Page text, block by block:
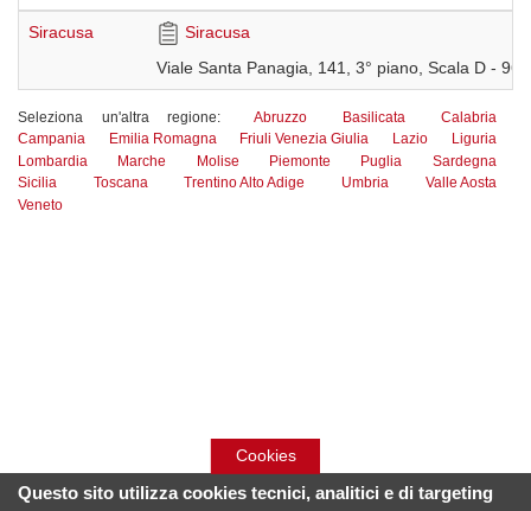
Siracusa
Siracusa
Viale Santa Panagia, 141, 3° piano, Scala D -
Seleziona un'altra regione: Abruzzo Basilicata
Calabria
Campania
Emilia Romagna Friuli Venezia Giulia Lazio
Liguria
Lombardia
Marche Molise Piemonte Puglia
Sardegna
Sicilia
Toscana Trentino Alto Adige Umbria
Valle Aosta
Veneto
Cookies
Questo sito utilizza cookies tecnici, analitici e di targeting